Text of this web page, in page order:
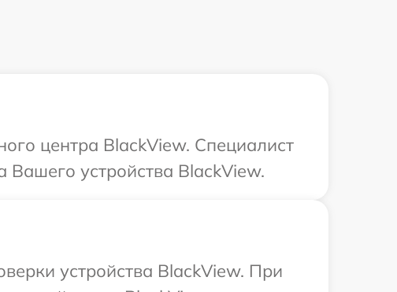
центра BlackView. Специалист
устройства BlackView.
устройства BlackView. При